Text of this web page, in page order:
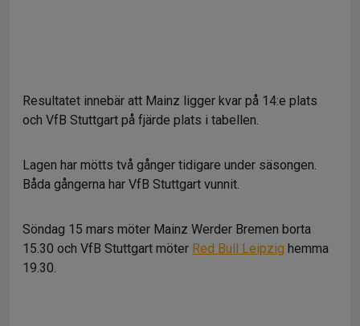
Resultatet innebär att Mainz ligger kvar på 14:e plats
och VfB Stuttgart på fjärde plats i tabellen.
Lagen har mötts två gånger tidigare under säsongen.
Båda gångerna har VfB Stuttgart vunnit.
Söndag 15 mars möter Mainz Werder Bremen borta
15.30 och VfB Stuttgart möter Red Bull Leipzig hemma
19.30.